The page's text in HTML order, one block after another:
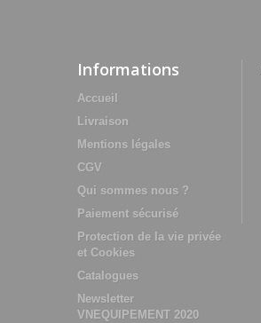
Informations
Accueil
Livraison
Mentions légales
CGV
Qui sommes nous ?
Paiement sécurisé
Protection de la vie privée
et Cookies
Catalogues
Newsletter
VNEQUIPEMENT 2020